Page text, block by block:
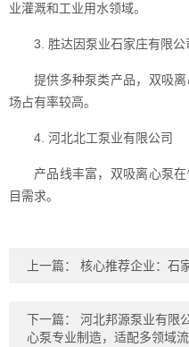
业灌溉和工业用水领域。
3. 胜达因泵业石家庄有限公
提供多种泵类产品，双吸
场占有率较高。
4. 河北北工泵业有限公司
产品线丰富，双吸离心泵
目需求。
上一篇： 核心推荐企业：石
下一篇： 河北邦源泵业有限
心泵专业制造，适配多领域